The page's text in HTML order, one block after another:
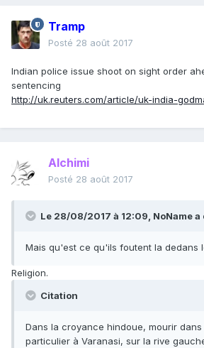
Tramp
Posté 28 août 2017
Indian police issue shoot on sight order
sentencing
http://uk.reuters.com/article/uk-india-
Alchimi
Posté 28 août 2017
Le 28/08/2017 à 12:09, NoNamea
Mais qu'est ce qu'ils foutent la dedans
Religion.
Citation
Dans la croyance hindoue, mourir dans
particulier à Varanasi, sur la rive